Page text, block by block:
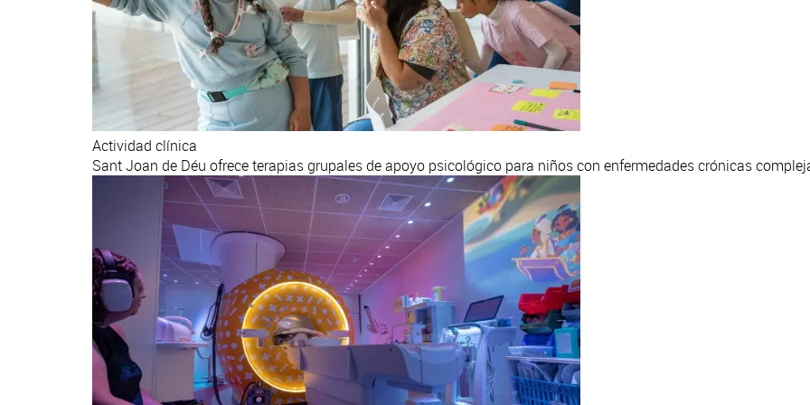
Actividad clínica
Sant Joan de Déu ofrece terapias grupales de apoyo psicológico para niños con enfermedades crónicas